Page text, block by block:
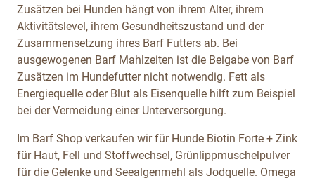
Zusätzen bei Hunden hängt von ihrem Alter, ihrem
Aktivitätslevel, ihrem Gesundheitszustand und der
Zusammensetzung ihres Barf Futters ab. Bei
ausgewogenen Barf Mahlzeiten ist die Beigabe von Barf
Zusätzen im Hundefutter nicht notwendig. Fett als
Energiequelle oder Blut als Eisenquelle hilft zum Beispiel
bei der Vermeidung einer Unterversorgung.
Im Barf Shop verkaufen wir für Hunde Biotin Forte + Zink
für Haut, Fell und Stoffwechsel, Grünlippmuschelpulver
für die Gelenke und Seealgenmehl als Jodquelle. Omega